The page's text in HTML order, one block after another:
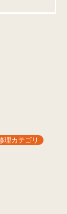
理カテゴリ